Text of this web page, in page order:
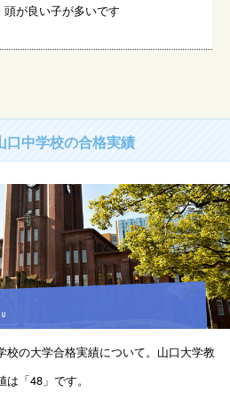
が良い子が多いです
口中学校の合格実績
校の大学合格実績について。山口大学教
「48」です。